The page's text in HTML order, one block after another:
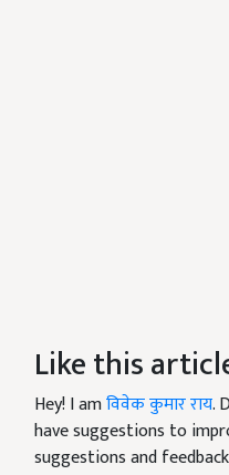
Like this
Hey! I amविवेक कुमार राय.
have suggestions to
suggestions and